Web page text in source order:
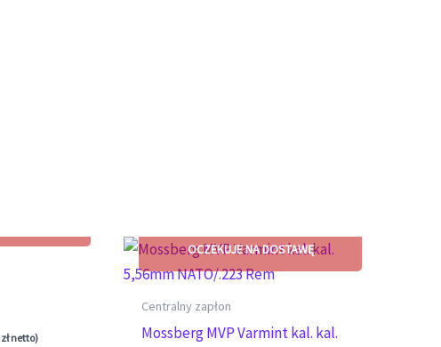
złnetto)
Centralny zapłon
Mossberg MVP Varmint kal. kal.